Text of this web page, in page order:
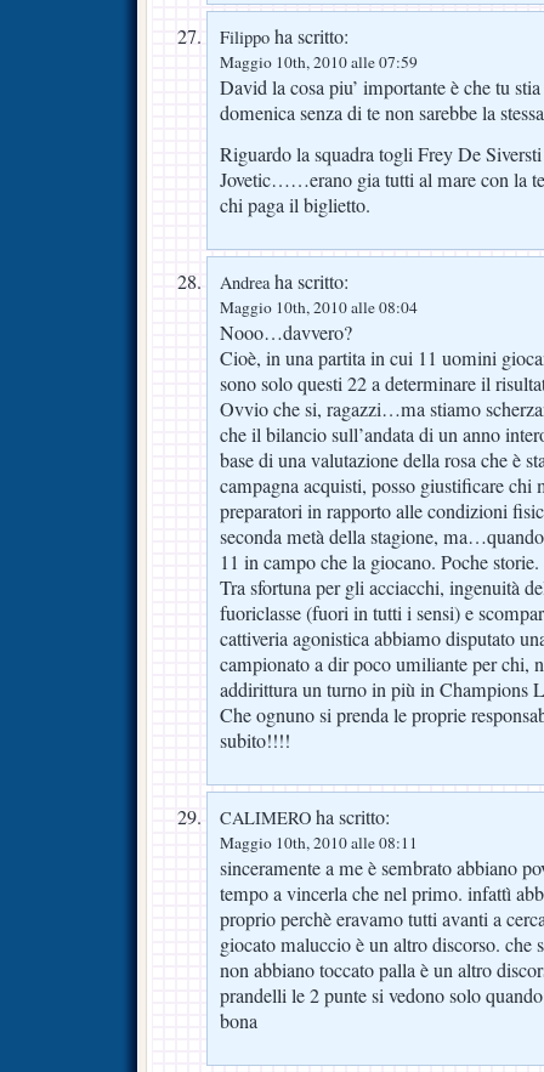
Filippo ha scritto:
Maggio 10th, 2010 alle 07:59
David la cosa piu’ importante è che tu
domenica senza di te non sarebbe la
Riguardo la squadra togli Frey De
Jovetic……erano gia tutti al mare con la
chi paga il biglietto.
Andreaha scritto:
Maggio 10th, 2010 alle 08:04
Nooo…davvero?
Cioè, in una partita in cui 11 uomini
sono solo questi 22 a determinare il
Ovvio che si, ragazzi…ma stiamo
che il bilancio sull’andata di un anno
base di una valutazione della rosa che è
campagna acquisti, posso giustificare chi
preparatori in rapporto alle condizioni
seconda metà della stagione,
11 in campo che la giocano. Poche storie.
Tra sfortuna per gli acciacchi, ingenuità
fuoriclasse (fuori in tutti i sensi) e
cattiveria agonistica abbiamo disputato
campionato a dir poco umiliante per chi,
addirittura un turno in più in Champions
Che ognuno si prenda le proprie
subito!!!!
CALIMERO ha scritto:
Maggio 10th, 2010 alle 08:11
sinceramente a me è sembrato abbiano
tempo a vincerla che nel primo. infattì
proprio perchè eravamo tutti avanti a
giocato maluccio è un altro discorso. che
non abbiano toccato palla è un altro
prandelli le 2 punte si vedono solo
bona